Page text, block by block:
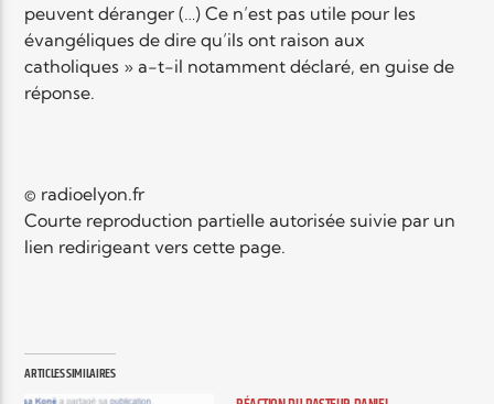
peuvent déranger (…) Ce n’est pas utile pour les
évangéliques de dire qu’ils ont raison aux
catholiques » a-t-il notamment déclaré, en guise de
réponse.
© radioelyon.fr
Courte reproduction partielle autorisée suivie par un
lien redirigeant vers cette page.
ARTICLES SIMILAIRES